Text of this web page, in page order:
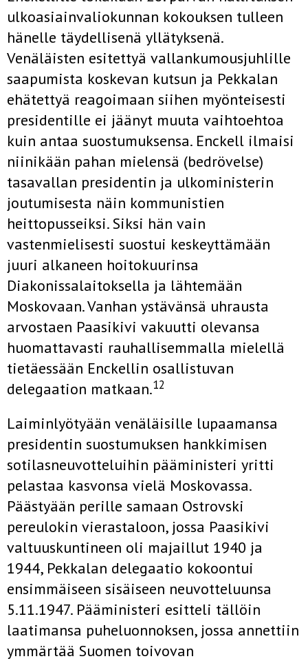
ulkoasiainvaliokunnan kokouksen tulleen
hänelle täydellisenä yllätyksenä.
Venäläisten esitettyä vallankumousjuhlille
saapumista koskevan kutsun ja Pekkalan
ehätettyä reagoimaan siihen myönteisesti
presidentille ei jäänyt muuta vaihtoehtoa
kuin antaa suostumuksensa. Enckell ilmaisi
niinikään pahan mielensä (bedrövelse)
tasavallan presidentin ja ulkoministerin
joutumisesta näin kommunistien
heittopusseiksi. Siksi hän vain
vastenmielisesti suostui keskeyttämään
juuri alkaneen hoitokuurinsa
Diakonissalaitoksella ja lähtemään
Moskovaan. Vanhan ystävänsä uhrausta
arvostaen Paasikivi vakuutti olevansa
huomattavasti rauhallisemmalla mielellä
tietäessään Enckellin osallistuvan
delegaation matkaan.12
Laiminlyötyään venäläisille lupaamansa
presidentin suostumuksen hankkimisen
sotilasneuvotteluihin pääministeri yritti
pelastaa kasvonsa vielä Moskovassa.
Päästyään perille samaan Ostrovski
pereulokin vierastaloon, jossa Paasikivi
valtuuskuntineen oli majaillut 1940 ja
1944, Pekkalan delegaatio kokoontui
ensimmäiseen sisäiseen neuvotteluunsa
5.11.1947. Pääministeri esitteli tällöin
laatimansa puheluonnoksen, jossa annettiin
ymmärtää Suomen toivovan